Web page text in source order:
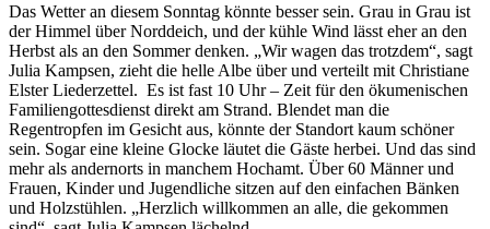
Das Wetter an diesem Sonntag könnte besser sein. Grau in Grau ist
der Himmel über Norddeich, und der kühle Wind lässt eher an den
Herbst als an den Sommer denken. „Wir wagen das trotzdem“, sagt
Julia Kampsen, zieht die helle Albe über und verteilt mit Christiane
Elster Liederzettel. Es ist fast 10 Uhr – Zeit für den ökumenischen
Familiengottesdienst direkt am Strand. Blendet man die
Regentropfen im Gesicht aus, könnte der Standort kaum schöner
sein. Sogar eine kleine Glocke läutet die Gäste herbei. Und das sind
mehr als andernorts in manchem Hochamt. Über 60 Männer und
Frauen, Kinder und Jugendliche sitzen auf den einfachen Bänken
und Holzstühlen. „Herzlich willkommen an alle, die gekommen